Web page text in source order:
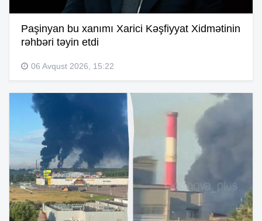
Paşinyan bu xanımı Xarici Kəşfiyyat Xidmətinin
rəhbəri təyin etdi
06 Avqust 2026, 15:22